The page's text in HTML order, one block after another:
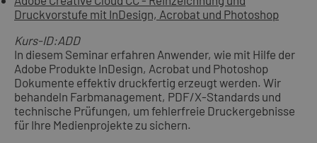
Druckvorstufe mit InDesign, Acrobat und Photoshop
Kurs-ID:ADD
In diesem Seminar erfahren Anwender, wie mit Hilfe der
Adobe Produkte InDesign, Acrobat und Photoshop
Dokumente effektiv druckfertig erzeugt werden. Wir
behandeln Farbmanagement, PDF/X-Standards und
technische Prüfungen, um fehlerfreie Druckergebnisse
für Ihre Medienprojekte zu sichern.